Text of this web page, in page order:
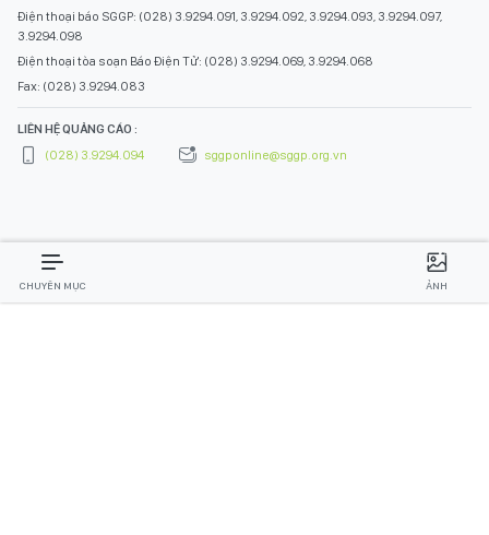
Điện thoại báo SGGP: (028) 3.9294.091, 3.9294.092, 3.9294.093, 3.9294.097,
3.9294.098
Điện thoại tòa soạn Báo Điện Tử: (028) 3.9294.069, 3.9294.068
Fax: (028) 3.9294.083
LIÊN HỆ QUẢNG CÁO :
(028) 3.9294.094
sggponline@sggp.org.vn
CHUYÊN MỤC ẢNH